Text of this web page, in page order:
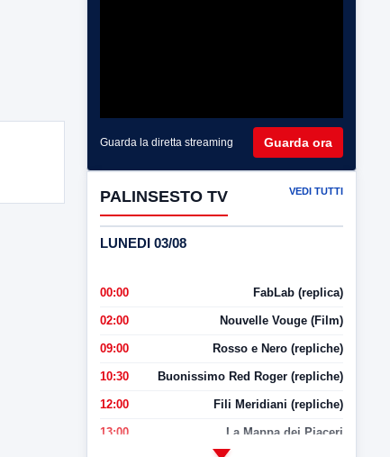
Guarda la diretta streaming Guarda ora
PALINSESTO TV VEDI TUTTI
LUNEDI 03/08
00:00 FabLab (replica)
02:00 Nouvelle Vouge (Film)
09:00 Rosso e Nero (repliche)
10:30 Buonissimo Red Roger (repliche)
12:00 Fili Meridiani (repliche)
13:00 La Mappa dei Piaceri